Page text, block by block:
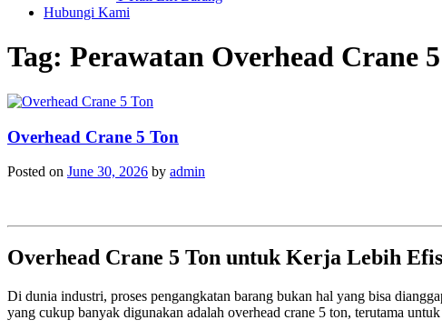
Hubungi Kami
Tag: Perawatan Overhead Crane
Overhead Crane 5 Ton
Posted on June 30, 2026 by admin
Overhead Crane 5 Ton untuk Kerja Lebih
Di dunia industri, proses pengangkatan barang bukan hal yang bisa
yang cukup banyak digunakan adalah overhead crane 5 ton, terutama